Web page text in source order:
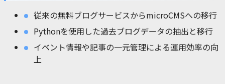
従来の無料ブログサービスからmicroCMSへの移行
Pythonを使用した過去ブログデータの抽出と移行
イベント情報や記事の一元管理による運用効率の向
上